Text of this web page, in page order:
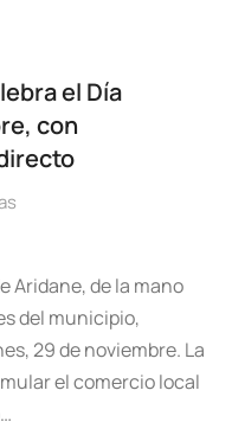
el Día
con
Aridane, de la mano
del municipio,
29 de noviembre. La
el comercio local